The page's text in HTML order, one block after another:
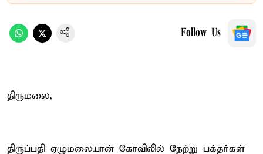
Follow Us
திருமலை,
திருப்பதி ஏழுமலையான் கோவிலில் நேற்று பக்தர்கள்